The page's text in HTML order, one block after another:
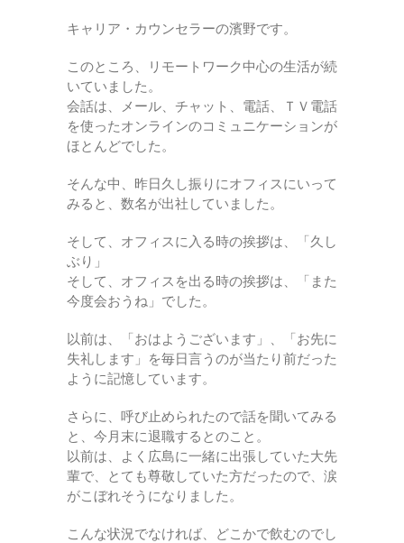
キャリア・カウンセラーの濱野です。
このところ、リモートワーク中心の生活が続
いていました。
会話は、メール、チャット、電話、ＴＶ電話
を使ったオンラインのコミュニケーションが
ほとんどでした。
そんな中、昨日久し振りにオフィスにいって
みると、数名が出社していました。
そして、オフィスに入る時の挨拶は、「久し
ぶり」
そして、オフィスを出る時の挨拶は、「また
今度会おうね」でした。
以前は、「おはようございます」、「お先に
失礼します」を毎日言うのが当たり前だった
ように記憶しています。
さらに、呼び止められたので話を聞いてみる
と、今月末に退職するとのこと。
以前は、よく広島に一緒に出張していた大先
輩で、とても尊敬していた方だったので、涙
がこぼれそうになりました。
こんな状況でなければ、どこかで飲むのでし